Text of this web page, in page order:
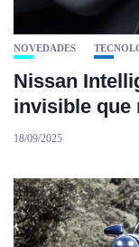
NOVEDADES
Nissan
invisible que
18/09/2025